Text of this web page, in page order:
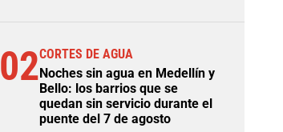
02CORTES DE AGUA
Noches sin agua en Medellín y
Bello: los barrios que se
quedan sin servicio durante el
puente del 7 de agosto